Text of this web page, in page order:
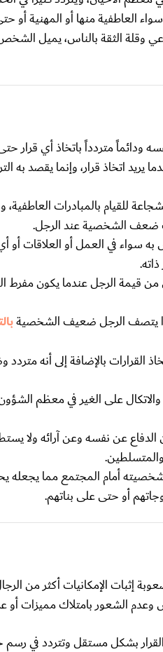
العاطفية منها أو المهنية أو
وقلة الثقة بالناس، يميل
متردداً باتخاذ أي قرار
اتخاذ قرار، وإنما يقصد به
للقيام بالمبادرات
ضعف الشخصية عند الرجل.
في العمل أو العلاقات أو
من قيمة الرجل عندما يكون
يتصف الرجل ضعيف الشخصية
بالإضافة إلى أنه
على الغير في معظم الشؤون
عن نفسه وعن آرائه ولا
أمام المجتمع مما يجعله
أو حتى على بناتهم.
إثبات الإمكانيات أكثر من
بامتلاك مميزات أو عدم
بشكل مستقل وتتردد في رسم